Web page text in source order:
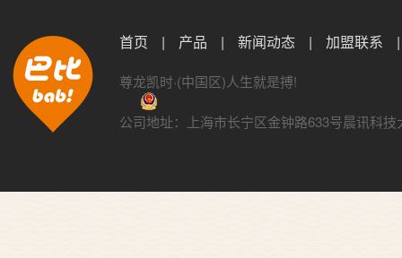
首页 | 产品 | 新闻动态 | 加盟联系 |
尊龙凯时·(中国区)人生就是搏!
公司地址：上海市长宁区金钟路633号晨讯科技